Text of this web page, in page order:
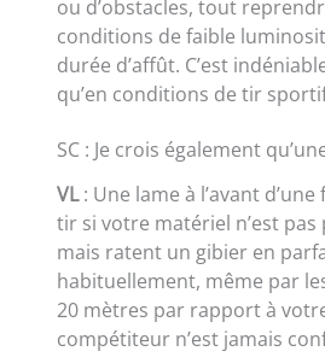
ou d’obstacles, tout
conditions de faible
durée d’affût. C’est
qu’en conditions de tir
SC : Je crois également
VL: Une lame à l’avant
tir si votre matériel n’est
mais ratent un gibier en
habituellement, même par
20 mètres par rapport à
compétiteur n’est jamais